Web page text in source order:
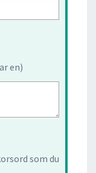
en)
som du